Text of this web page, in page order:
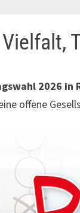
2026 in
offene